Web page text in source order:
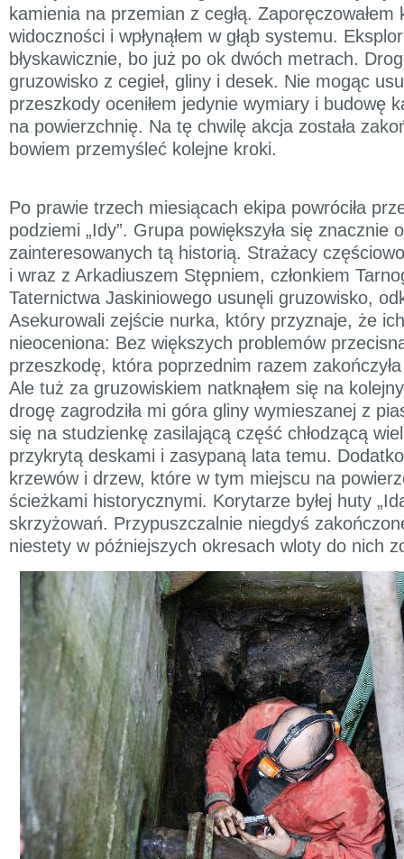
kamienia na przemian z cegłą. Zaporęczowałem
widoczności i wpłynąłem w głąb systemu.
błyskawicznie, bo już po ok dwóch metrach.
gruzowisko z cegieł, gliny i desek. Nie mogąc
przeszkody oceniłem jedynie wymiary i budowę
na powierzchnię. Na tę chwilę akcja została
bowiem przemyśleć kolejne kroki.
Po prawie trzech miesiącach ekipa powróciła
podziemi „Idy”. Grupa powiększyła się znacznie
zainteresowanych tą historią. Strażacy
i wraz z Arkadiuszem Stępniem, członkiem
Taternictwa Jaskiniowego usunęli gruzowisko,
Asekurowali zejście nurka, który przyznaje, że
nieoceniona: Bez większych problemów
przeszkodę, która poprzednim razem
Ale tuż za gruzowiskiem natknąłem się na
drogę zagrodziła mi góra gliny wymieszanej z
się na studzienkę zasilającą część chłodzącą
przykrytą deskami i zasypaną lata temu.
krzewów i drzew, które w tym miejscu na
ścieżkami historycznymi. Korytarze byłej huty
skrzyżowań. Przypuszczalnie niegdyś
niestety w późniejszych okresach wloty do nich